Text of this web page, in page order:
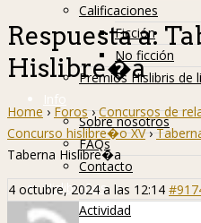
Calificaciones
Ficción
No ficción
Premios Hislibris de
Info
Sobre nosotros
FAQs
Contacto
Hislibreños
Actividad
Respuesta a:
Hislibre�a
Home › Foros › Concursos de
Concurso hislibre�o XV ›
Taberna Hislibre�a
4 octubre, 2024 a las 12:14